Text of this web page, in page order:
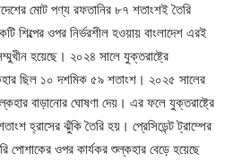
মোট পণ্য রফতানির ৮৭ শতাংশই তৈরি
শিল্পের ওপর নির্ভরশীল হওয়ায় বাংলাদেশ এরই
হয়েছে। ২০২৪ সালে যুক্তরাষ্ট্রে
ছিল ১০ দশমিক ৫৯ শতাংশ। ২০২৫ সালের
বাড়ানোর ঘোষণা দেয়। এর ফলে যুক্তরাষ্ট্রে
হ্রাসের ঝুঁকি তৈরি হয়। প্রেসিডেন্ট ট্রাম্পের
পোশাকের ওপর কার্যকর শুল্কহার বেড়ে হয়েছে